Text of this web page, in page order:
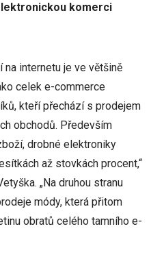
komerci
internetu je ve většině
celek e-commerce
kteří přechází s prodejem
obchodů. Především
drobné elektroniky
až stovkách procent,“
„Na druhou stranu
módy, která přitom
obratů celého tamního e-